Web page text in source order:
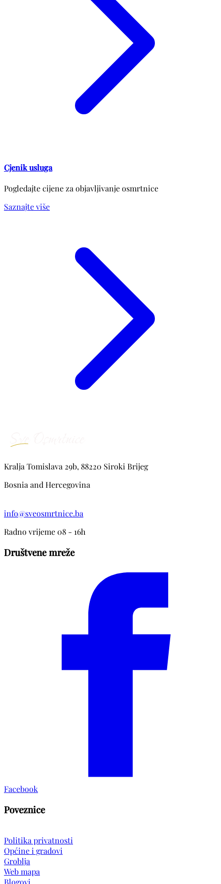
Cjenik usluga
Pogledajte cijene za objavljivanje osmrtnice
Saznajte više
Kralja Tomislava 29b, 88220 Siroki Brijeg
Bosnia and Hercegovina
info@sveosmrtnice.ba
Radno vrijeme 08 - 16h
Društvene mreže
Facebook
Poveznice
Politika privatnosti
Općine i gradovi
Groblja
Web mapa